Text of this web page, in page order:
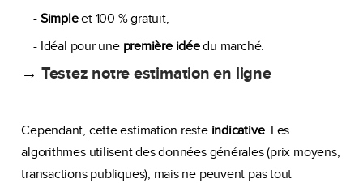
- Simpleet 100 % gratuit,
- Idéal pour une première idéedu marché.
→ Testez notre estimation en ligne
Cependant, cette estimation reste indicative. Les
algorithmes utilisent des données générales (prix moyens,
transactions publiques), mais ne peuvent pas tout